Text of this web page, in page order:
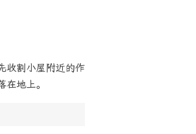
收割小屋附近的作
地上。